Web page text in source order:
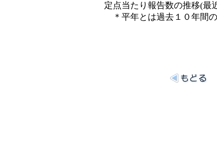
定点当たり報告数の推移(最
＊平年とは過去１０年間の